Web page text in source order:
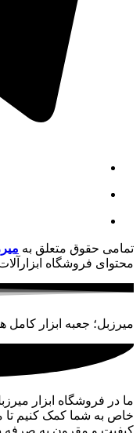
تمامی حقوق متعلق به
محتوای فروشگاه
میرزبل؛ جعبه ابزار کامل
ما در فروشگاه ابزار
خاص به شما کمک کنیم تا
کیفیت و مقرون به صرفه